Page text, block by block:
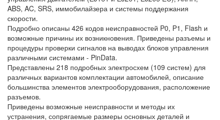
ABS, AC, SRS, иммобилайзера и системы поддержания
скорости.
Подробно описаны 426 кодов неисправностей P0, P1, Flash и
возможные причины их возникновения. Приведены разъемы и
процедуры проверки сигналов на выводах блоков управления
различными системами - PinData.
Представлены 218 подробных электросхем (109 систем) для
различных вариантов комплектации автомобилей, описание
большинства элементов электрооборудования, расположение
разъемов.
Приведены возможные неисправности и методы их
устранения, сопрягаемые размеры основных деталей и